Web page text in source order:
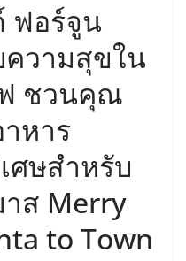
ฟอร์จูน
ความสุขใน
ชวนคุณ
หาร
ศษสำหรับ
ส Merry
to Town